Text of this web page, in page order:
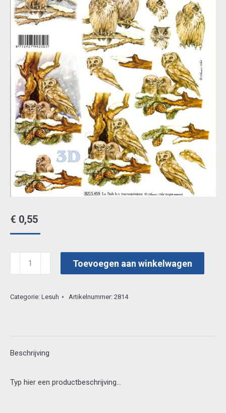
€ 0,55
3d
8215459
Toevoegen aan winkelwagen
Categorie: Lesuh Artikelnummer: 2814
Beschrijving
Typ hier een productbeschrijving…